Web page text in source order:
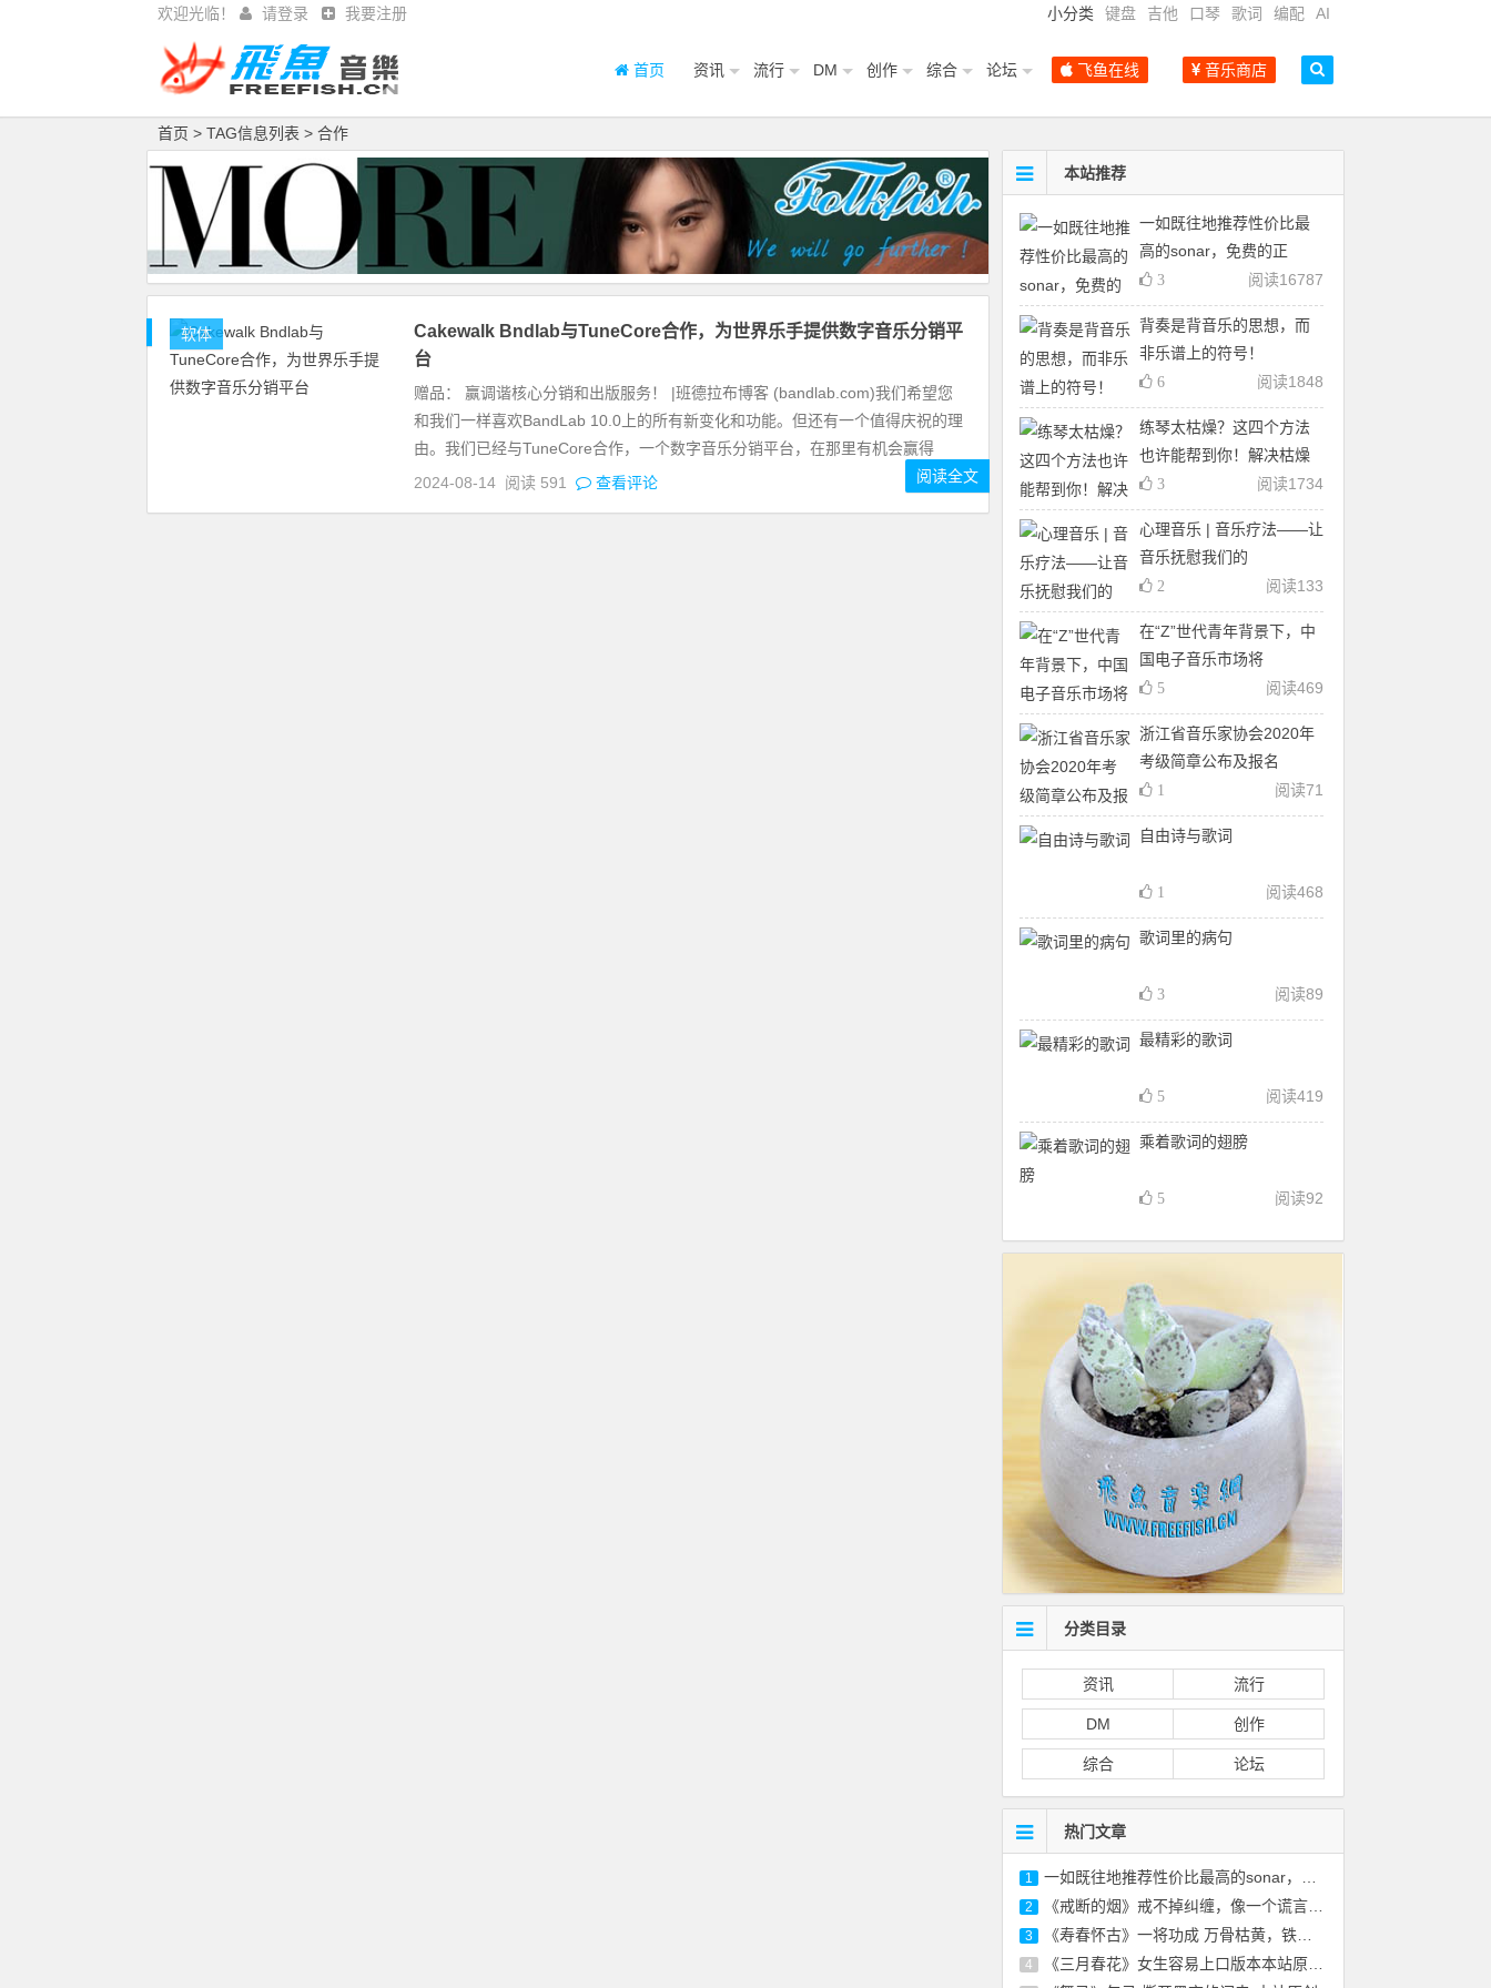
欢迎光临！ 请登录 我要注册 小分类 键盘 吉他 口琴 歌词 编配 AI
首页 资讯 流行 DM 创作 综合 论坛 飞鱼在线 音乐商店
首页 > TAG信息列表 > 合作
软体
Cakewalk Bndlab与TuneCore合作，为世界乐手提供数字音乐分销平
台
赠品： 赢调谐核心分销和出版服务！ |班德拉布博客 (bandlab.com)我们希望您
和我们一样喜欢BandLab 10.0上的所有新变化和功能。但还有一个值得庆祝的理
由。我们已经与TuneCore合作，一个数字音乐分销平台，在那里有机会赢得
2024-08-14 阅读 591 查看评论 阅读全文
本站推荐
一如既往地推荐性价比最
高的sonar，免费的正
阅读16787
3
背奏是背音乐的思想，而
非乐谱上的符号！
阅读1848
6
练琴太枯燥？这四个方法
也许能帮到你！解决枯燥
阅读1734
3
心理音乐 | 音乐疗法——让
音乐抚慰我们的
阅读133
2
在“Z”世代青年背景下，中
国电子音乐市场将
阅读469
5
浙江省音乐家协会2020年
考级简章公布及报名
阅读71
1
自由诗与歌词
阅读468
1
歌词里的病句
阅读89
3
最精彩的歌词
阅读419
5
乘着歌词的翅膀
阅读92
5
分类目录
资讯 流行
DM 创作
综合 论坛
热门文章
1 一如既往地推荐性价比最高的sonar，免费的正
2 《戒断的烟》戒不掉纠缠，像一个谎言-本站原
3 《寿春怀古》一将功成 万骨枯黄，铁衣化尘 风
4 《三月春花》女生容易上口版本本站原创 附